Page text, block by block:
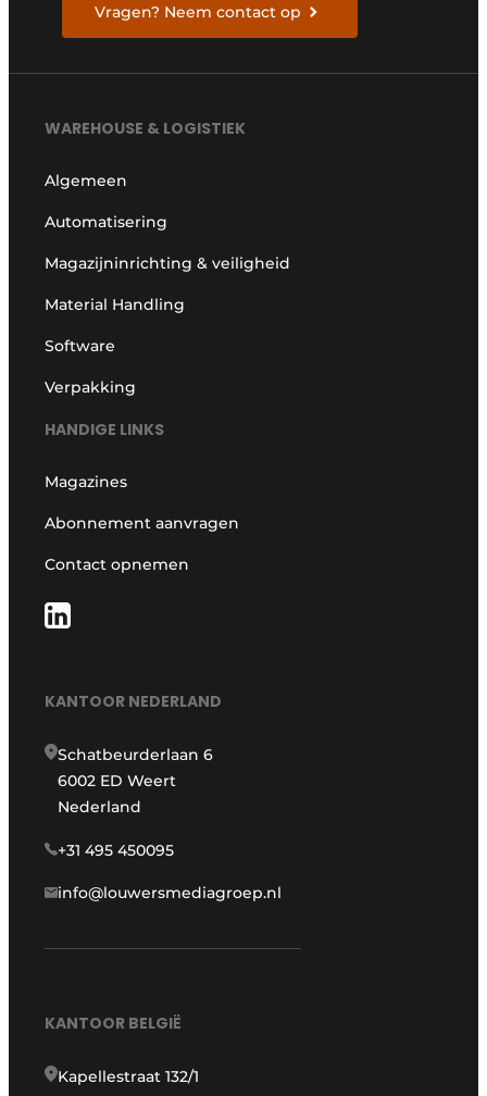
Vragen? Neem contact op
WAREHOUSE & LOGISTIEK
Algemeen
Automatisering
Magazijninrichting & veiligheid
Material Handling
Software
Verpakking
HANDIGE LINKS
Magazines
Abonnement aanvragen
Contact opnemen
KANTOOR NEDERLAND
Schatbeurderlaan 6
6002 ED Weert
Nederland
+31 495 450095
info@louwersmediagroep.nl
KANTOOR BELGIË
Kapellestraat 132/1